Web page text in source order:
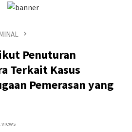
Penuturan
Terkait Kasus
Pemerasan yang
views